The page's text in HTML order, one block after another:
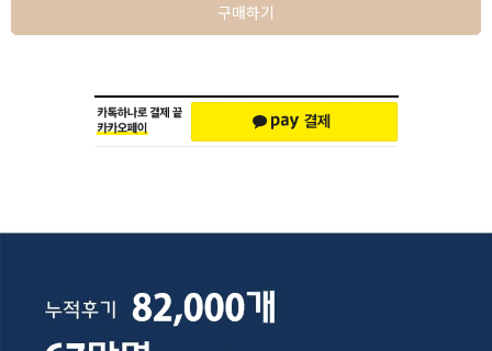
구매하기